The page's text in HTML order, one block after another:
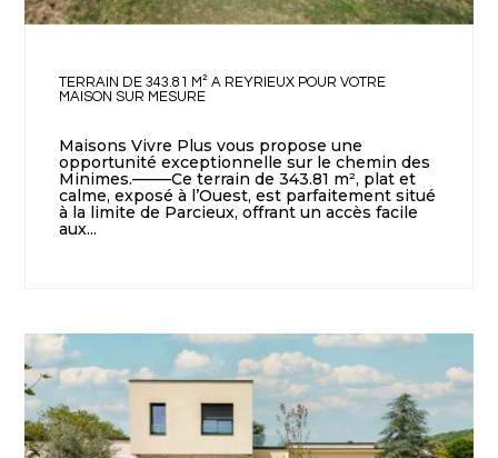
TERRAIN DE 343.81 M² A REYRIEUX POUR VOTRE
MAISON SUR MESURE
Maisons Vivre Plus vous propose une
opportunité exceptionnelle sur le chemin des
Minimes.——–Ce terrain de 343.81 m², plat et
calme, exposé à l’Ouest, est parfaitement situé
à la limite de Parcieux, offrant un accès facile
aux...